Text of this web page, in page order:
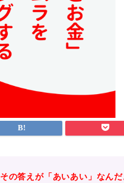
の答えが「あいあい」なんだ